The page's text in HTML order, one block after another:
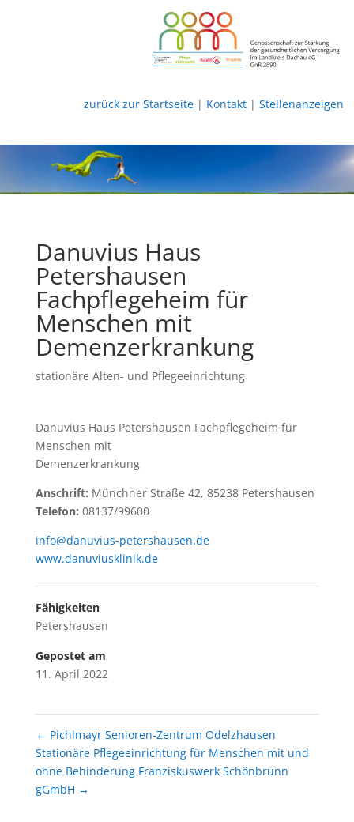
zurück zur Startseite| Kontakt| Stellenanzeigen
Danuvius Haus
Petershausen
Fachpflegeheim für
Menschen mit
Demenzerkrankung
stationäre Alten- und Pflegeeinrichtung
Danuvius Haus Petershausen Fachpflegeheim für
Menschen mit
Demenzerkrankung
Anschrift: Münchner Straße 42, 85238 Petershausen
Telefon: 08137/99600
info@danuvius-petershausen.de
www.danuviusklinik.de
Fähigkeiten
Petershausen
Gepostet am
11. April 2022
← Pichlmayr Senioren-Zentrum Odelzhausen
Stationäre Pflegeeinrichtung für Menschen mit und
ohne Behinderung Franziskuswerk Schönbrunn
gGmbH →